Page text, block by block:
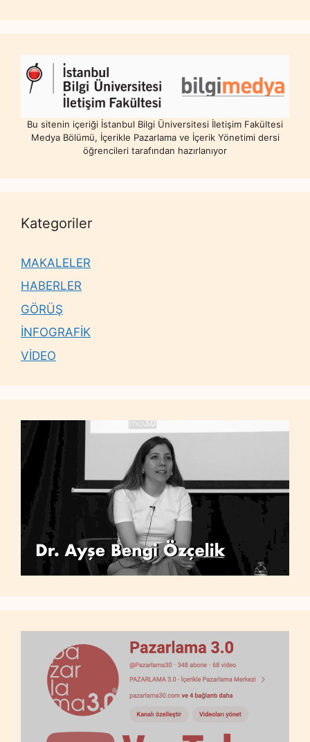
Bu sitenin içeriği İstanbul Bilgi Üniversitesi İletişim Fakültesi
Medya Bölümü, İçerikle Pazarlama ve İçerik Yönetimi dersi
öğrencileri tarafından hazırlanıyor
Kategoriler
MAKALELER
HABERLER
GÖRÜŞ
İNFOGRAFİK
VİDEO